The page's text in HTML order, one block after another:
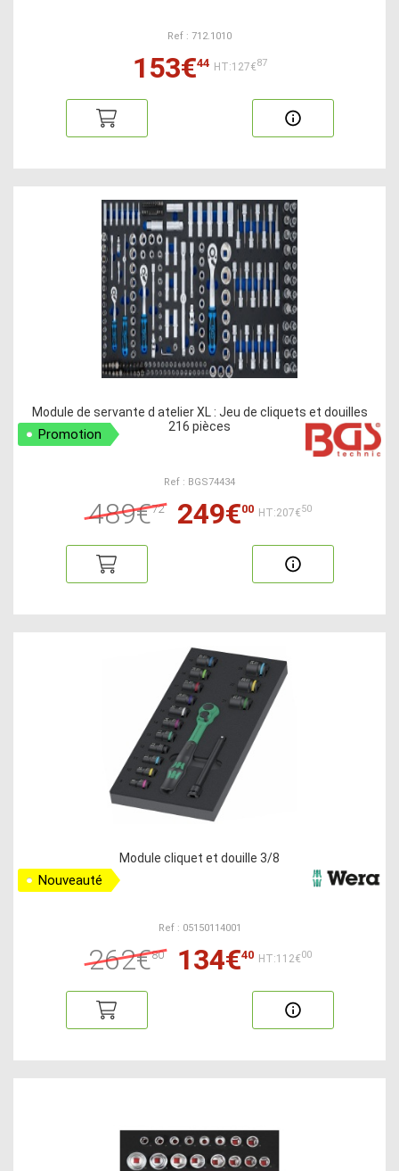
Ref : 712.1010
153€44 HT:127€87
Module de servante d atelier XL : Jeu de cliquets et douilles
216 pièces
Promotion
Ref : BGS74434
489€72 249€00 HT:207€50
Module cliquet et douille 3/8
Nouveauté
Ref : 05150114001
262€80 134€40 HT:112€00